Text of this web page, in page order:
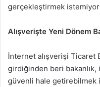
gerçekleştirmek
Alışverişte Yeni Dönem
İnternet alışverişi Ticaret
girdiğinden beri bakanlık,
güvenli hale getirebilmek